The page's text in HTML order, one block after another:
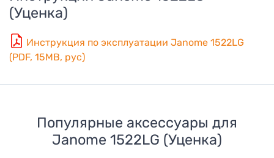
(Уценка)
Инструкция по эксплуатации Janome 1522LG
(PDF, 15MB, рус)
Популярные аксессуары для
Janome 1522LG (Уценка)